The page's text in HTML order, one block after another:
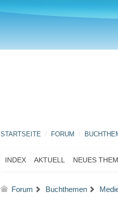
STARTSEITE FORUM
INDEX AKTUELL NEUES
Forum Buchthemen